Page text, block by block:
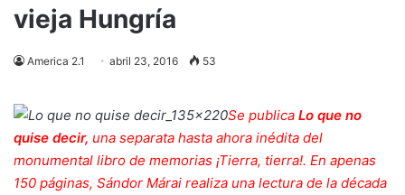
vieja Hungría
America 2.1 abril 23, 2016 53
Se publica Lo que no
quise decir, una separata hasta ahora inédita del
monumental libro de memorias ¡Tierra, tierra!. En apenas
150 páginas, Sándor Márai realiza una lectura de la década